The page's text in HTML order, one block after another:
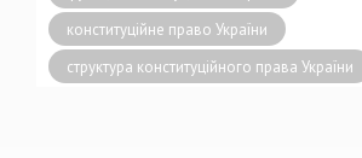
конституційне право України
структура конституційного права України